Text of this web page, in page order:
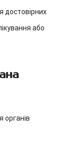
достовірних
або
органів